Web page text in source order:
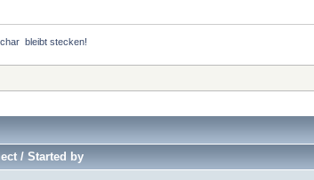
char  bleibt stecken!
/ Started by